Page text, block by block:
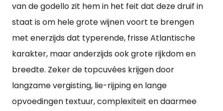
van de godello zit hem in het feit dat deze druif in
staat is om hele grote wijnen voort te brengen
met enerzijds dat typerende, frisse Atlantische
karakter, maar anderzijds ook grote rijkdom en
breedte. Zeker de topcuvées krijgen door
langzame vergisting, lie-rijping en lange
opvoedingen textuur, complexiteit en daarmee